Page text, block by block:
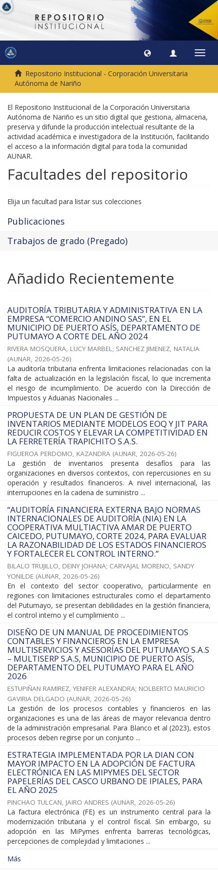
Repositorio Institucional - Corporación Universitaria
Autónoma de Nariño
El Repositorio Institucional de la Corporación Universitaria
Autónoma de Nariño es un sitio digital que gestiona, almacena,
preserva y difunde la producción intelectual resultante de la
actividad académica e investigadora de la Institución, facilitando
el acceso a la información digital para toda la comunidad
AUNAR.
Facultades del repositorio
Elija un facultad para listar sus colecciones
Publicaciones
Trabajos de grado (Pregado)
Añadido Recientemente
AUDITORÍA TRIBUTARIA Y ADMINISTRATIVA EN LA
EMPRESA “COMERCIO ANDINO SAS”, EN EL
MUNICIPIO DE PUERTO ASÍS, DEPARTAMENTO DE
PUTUMAYO A CORTE DEL AÑO 2024
RIVERA MOSQUERA, LUCY MARBEL; SANCHEZ JIMENEZ, NATALIA
(AUNAR, 2026-05-26)
La auditoría tributaria enfrenta limitaciones relacionadas con la
falta de actualización en la legislación fiscal, lo que incrementa
el riesgo de incumplimiento. De acuerdo con la Dirección de
Impuestos y Aduanas Nacionales ...
PROPUESTA DE UN PLAN DE GESTIÓN DE
INVENTARIOS MEDIANTE MODELOS EOQ Y JIT PARA
REDUCIR COSTOS Y ELEVAR LA COMPETITIVIDAD EN
LA FERRETERÍA TRAPICHITO S.A.S.
FIGUEROA PERDOMO, KAZANDRA (AUNAR, 2026-05-26)
La gestión de inventarios presenta desafíos para las
organizaciones en diversos contextos, con repercusiones en su
operación y resultados financieros. A nivel internacional, las
interrupciones en la cadena de suministro ...
“AUDITORÍA FINANCIERA EXTERNA BAJO NORMAS
INTERNACIONALES DE AUDITORÍA (NIA) EN LA
COOPERATIVA MULTIACTIVA AMAR DE PUERTO
CAICEDO, PUTUMAYO, CORTE 2024, PARA EVALUAR
LA RAZONABILIDAD DE LOS ESTADOS FINANCIEROS
Y FORTALECER EL CONTROL INTERNO.”
BILALO TRUJILLO, DEINY JOHANA; CARVAJAL MORENO, SANDY
YONILDE (AUNAR, 2026-05-26)
En el contexto del sector cooperativo, particularmente en
regiones con limitaciones estructurales como el departamento
del Putumayo, se presentan debilidades en la gestión financiera,
el control interno y el cumplimiento ...
DISEÑO DE UN MANUAL DE PROCEDIMIENTOS
CONTABLES Y FINANCIEROS EN LA EMPRESA
MULTISERVICIOS Y ASESORÍAS DEL PUTUMAYO S.A.S
– MULTISERP S.A.S, MUNICIPIO DE PUERTO ASÍS,
DEPARTAMENTO DEL PUTUMAYO PARA EL AÑO
2026
ESTUPIÑAN RAMIREZ, YENIFER ALEXANDRA; NOLBERTO MAURICIO
GAVIRIA DELGADO (AUNAR, 2026-05-26)
La gestión de los procesos contables y financieros en las
organizaciones es una de las áreas de mayor relevancia dentro
de la administración empresarial. Para Blanco et al (2023), estos
procesos deben regirse por un conjunto ...
ESTRATEGIA IMPLEMENTADA POR LA DIAN CON
MAYOR IMPACTO EN LA ADOPCIÓN DE FACTURA
ELECTRÓNICA EN LAS MIPYMES DEL SECTOR
PAPELERÍAS DEL CASCO URBANO DE IPIALES, PARA
EL AÑO 2025
PINCHAO TULCAN, JAIRO ANDRES (AUNAR, 2026-05-26)
La factura electrónica (FE) es un instrumento central para la
modernización tributaria y el control fiscal. Sin embargo, su
adopción en las MiPymes enfrenta barreras tecnológicas,
percepciones de complejidad y limitaciones ...
Más